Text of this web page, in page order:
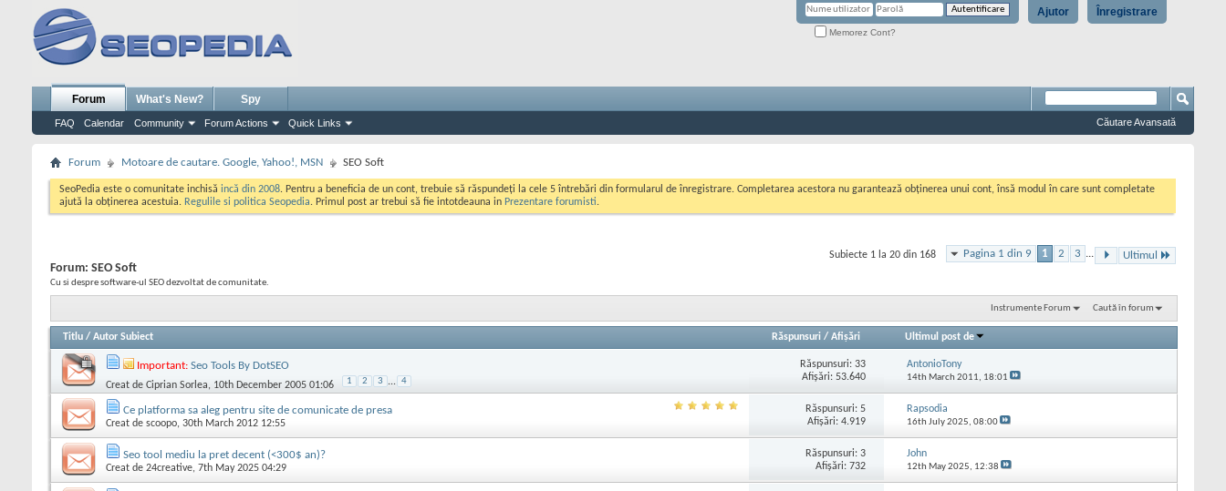
Înregistrare
Ajutor
Memorez Cont?
Forum
FAQ Calendar Community Forum Actions Quick Links
What's New? Spy
Căutare Avansată
Forum Motoare de cautare. Google, Yahoo!, MSN SEO Soft
SeoPedia este o comunitate inchisă incă din 2008. Pentru a beneficia de un cont, trebuie să răspundeți la cele 5 întrebări din formularul de înregistrare. Completarea acestora nu garantează obținerea unui cont, însă modul în care sunt completate
ajută la obținerea acestuia. Regulile si politica Seopedia. Primul post ar trebui să fie intotdeauna in Prezentare forumisti.
Pagina 1 din 9 1 2 3 ... Ultimul
Subiecte 1 la 20 din 168
Forum: SEO Soft
Cu si despre software-ul SEO dezvoltat de comunitate.
Instrumente Forum Caută în forum
Titlu / Autor Subiect Răspunsuri/ Afişări Ultimul post de
Important: Seo Tools By DotSEO
Creat de Ciprian Sorlea, 10th December 2005 01:06 1 2 3 ... 4
Răspunsuri:33
Afişări: 53.640
AntonioTony
14th March 2011, 18:01
Ce platforma sa aleg pentru site de comunicate de presa
Creat de scoopo, 30th March 2012 12:55
Răspunsuri:5
Afişări: 4.919
Rapsodia
16th July 2025, 08:00
Seo tool mediu la pret decent (<300$ an)?
Creat de 24creative, 7th May 2025 04:29
Răspunsuri:3
Afişări: 732
John
12th May 2025, 12:38